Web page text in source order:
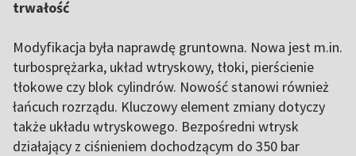
trwałość
Modyfikacja była naprawdę gruntowna. Nowa jest m.in.
turbosprężarka, układ wtryskowy, tłoki, pierścienie
tłokowe czy blok cylindrów. Nowość stanowi również
łańcuch rozrządu. Kluczowy element zmiany dotyczy
także układu wtryskowego. Bezpośredni wtrysk
działający z ciśnieniem dochodzącym do 350 bar